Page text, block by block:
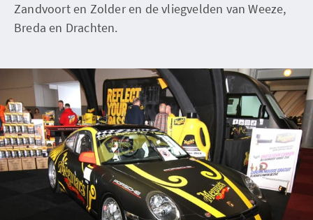
Zandvoort en Zolder en de vliegvelden van Weeze,
Breda en Drachten.